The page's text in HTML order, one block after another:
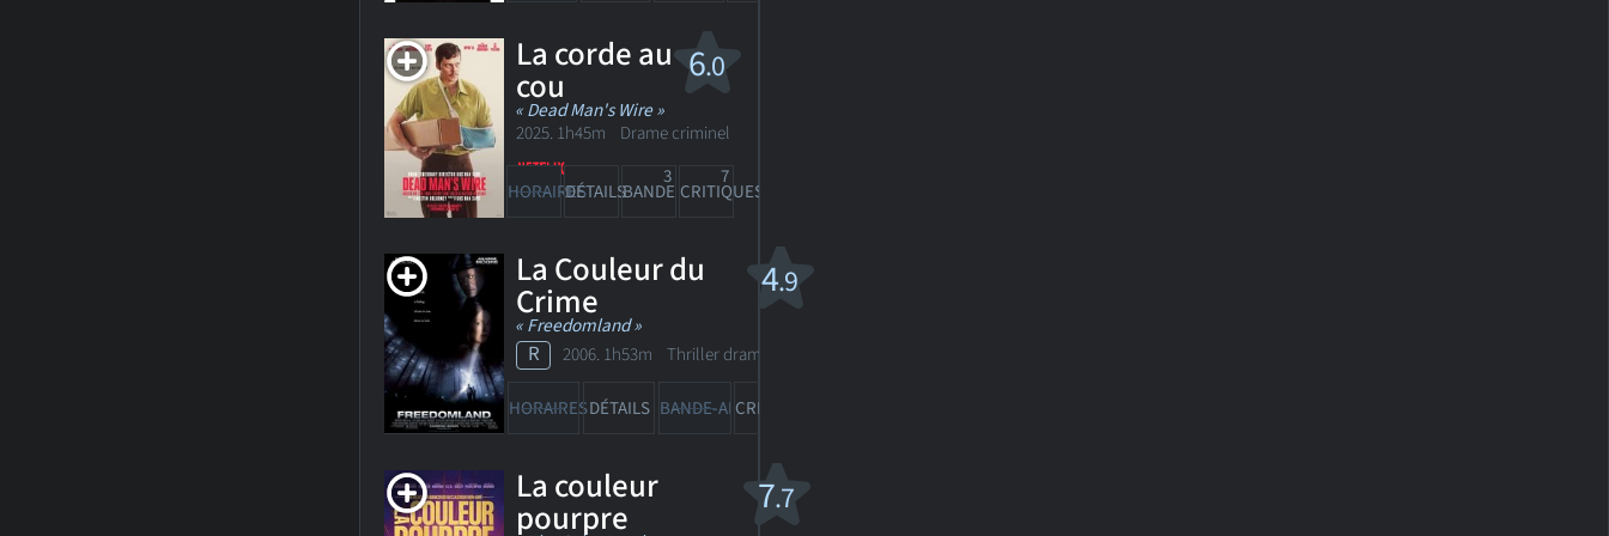
6.0
La corde au
cou
« Dead Man's Wire »
2025. 1h45m Drame criminel
HORAIRESDÉTAILSBANDE-ANN
3
CRITIQUES
7
4.9
La Couleur du
Crime
« Freedomland »
R 2006. 1h53m Thriller dramatique
HORAIRESDÉTAILS BANDE-ANNCRITIQUES
7.7
La couleur
pourpre